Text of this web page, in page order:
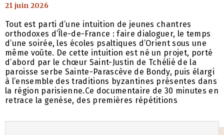
21 juin 2026
Tout est parti d’une intuition de jeunes chantres
orthodoxes d’Île-de-France : faire dialoguer, le temps
d’une soirée, les écoles psaltiques d’Orient sous une
même voûte. De cette intuition est né un projet, porté
d’abord par le chœur Saint-Justin de Tchélié de la
paroisse serbe Sainte-Parascève de Bondy, puis élargi
à l’ensemble des traditions byzantines présentes dans
la région parisienne.Ce documentaire de 30 minutes en
retrace la genèse, des premières répétitions